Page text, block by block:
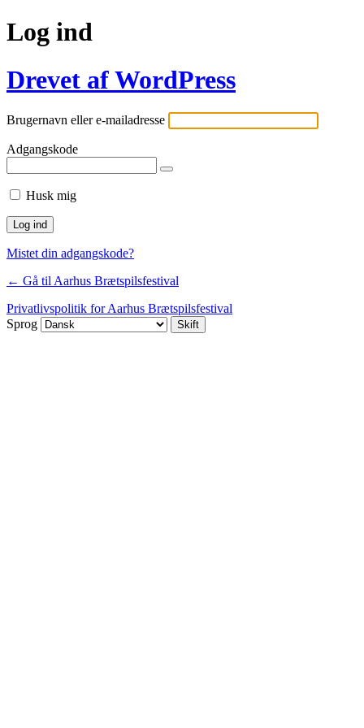
Log ind
Drevet af WordPress
Brugernavn eller e-mailadresse
Adgangskode
Husk mig
Mistet din adgangskode?
← Gå til Aarhus Brætspilsfestival
Privatlivspolitik for Aarhus Brætspilsfestival
Sprog